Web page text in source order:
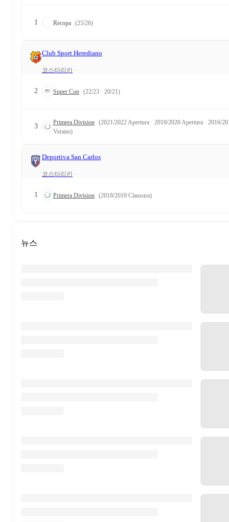
1 Recopa (25/26)
Club Sport Herediano
코스타리카
2 Super Cup (22/23 · 20/21)
3 Primera Division (2021/2022 Apertura · 2019/2020 Apertura · 2016/
Verano)
Deportiva San Carlos
코스타리카
1 Primera Division (2018/2019 Clausura)
뉴스